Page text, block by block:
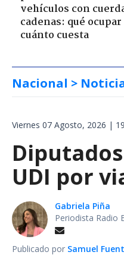
vehículos con
cadenas: qué
cuánto cuesta
Nacional >
Viernes 07 Agosto, 2026 |
UDI por
Gabriela Piña
Periodista Radio
Publicado por Samuel